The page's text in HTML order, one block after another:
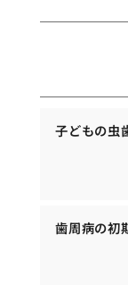
子どもの虫
歯周病の初